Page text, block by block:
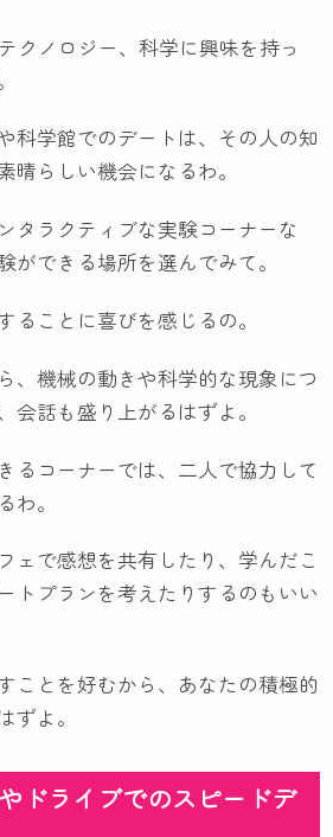
クノロジー、科学に興味を持っ
科学館でのデートは、その人の知
晴らしい機会になるわ。
タラクティブな実験コーナーな
ができる場所を選んでみて。
ることに喜びを感じるの。
、機械の動きや科学的な現象につ
会話も盛り上がるはずよ。
るコーナーでは、二人で協力して
わ。
ェで感想を共有したり、学んだこ
トプランを考えたりするのもいい
ことを好むから、あなたの積極的
ずよ。
ドライブでのスピードデ